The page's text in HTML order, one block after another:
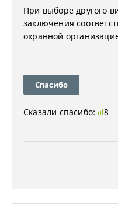
При выборе другого
заключения
охранной
Спасибо
Сказали спасибо: 8